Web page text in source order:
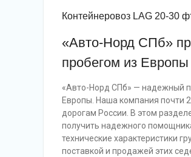
Контейнеровоз LAG 20-30
«Авто-Норд СПб»
пробегом из
«Авто-Норд СПб» — надежный
Европы. Наша компания почти
дорогам России. В этом
получить надежного
технические характеристики
поставкой и продажей этих